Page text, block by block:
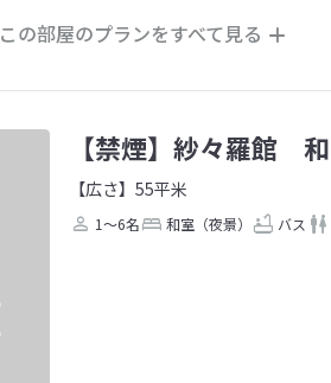
この部屋のプランをすべて見る
【禁煙】紗々羅館
【広さ】55平米
1～6名 和室（夜景） バス